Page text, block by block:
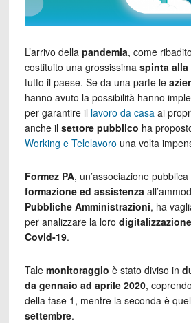
L’arrivo della pandemia, come
costituito una grossissima spinta
tutto il paese. Se da una parte le
hanno avuto la possibilità hanno
per garantire il lavoro da casa ai
anche il settore pubblico ha
Working e Telelavoro una volta
Formez PA, un’associazione
formazione ed assistenza
Pubbliche Amministrazioni, ha
per analizzare la loro digitalizzazione
Covid-19.
Tale monitoraggio è stato diviso in
da gennaio ad aprile 2020,
della fase 1, mentre la seconda è
settembre.